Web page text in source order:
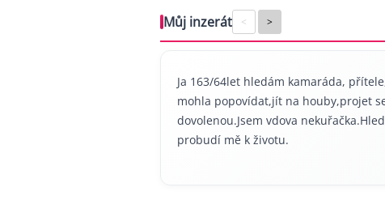
Můj inzerát < >
Ja 163/64let hledám kamaráda,
mohla popovídat,jít na houby,projet
dovolenou.Jsem vdova
probudí mě k životu.